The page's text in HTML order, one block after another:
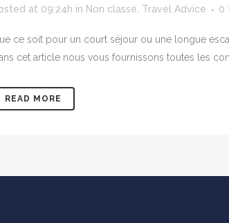
at 09:24h in Non classé, Travel Advice 0
ce soit pour un court séjour ou une longue
cet article nous vous fournissons toutes les
READ MORE